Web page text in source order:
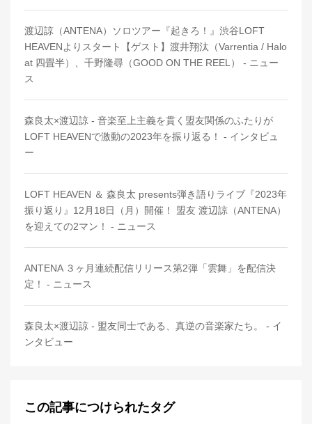
渡辺諒（ANTENA）ソロツアー『起きろ！』渋谷LOFT
HEAVENよりスタート【ゲスト】渡井翔汰（Varrentia / Halo
at 四畳半）、千野隆尋（GOOD ON THE REEL） - ニュー
ス
森良太×渡辺諒 - 音楽至上主義を貫く盟友関係のふたりが
LOFT HEAVENで激動の2023年を振り返る！ - インタビュ
ー
LOFT HEAVEN ＆ 森良太 presents弾き語りライブ『2023年
振り返り』12月18日（月）開催！ 盟友 渡辺諒（ANTENA）
を迎えての2マン！ - ニュース
ANTENA ３ヶ月連続配信リリース第2弾「雲舞」を配信決
定！ - ニュース
森良太×渡辺諒 - 盟友同士である、真逆の音楽家たち。 - イ
ンタビュー
この記事につけられたタグ